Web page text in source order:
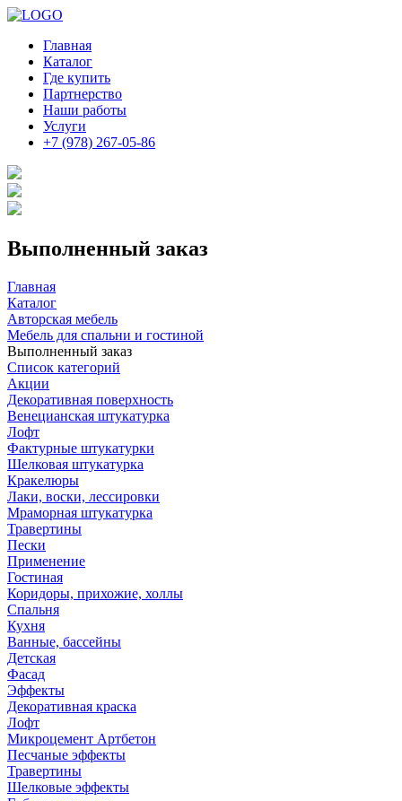
Главная
Каталог
Где купить
Партнерство
Наши работы
Услуги
+7 (978) 267-05-86
Выполненный заказ
Главная
Каталог
Авторская мебель
Мебель для спальни и гостиной
Выполненный заказ
Список категорий
Акции
Декоративная поверхность
Венецианская штукатурка
Лофт
Фактурные штукатурки
Шелковая штукатурка
Кракелюры
Лаки, воски, лессировки
Мраморная штукатурка
Травертины
Пески
Применение
Гостиная
Коридоры, прихожие, холлы
Спальня
Кухня
Ванные, бассейны
Детская
Фасад
Эффекты
Декоративная краска
Лофт
Микроцемент Артбетон
Песчаные эффекты
Травертины
Шелковые эффекты